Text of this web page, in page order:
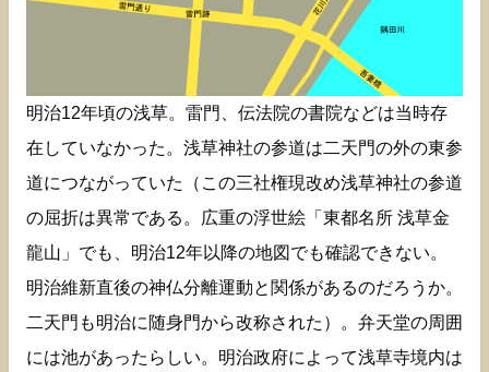
明治12年頃の浅草。雷門、伝法院の書院などは当時存
在していなかった。浅草神社の参道は二天門の外の東参
道につながっていた（この三社権現改め浅草神社の参道
の屈折は異常である。広重の浮世絵「東都名所 浅草金
龍山」でも、明治12年以降の地図でも確認できない。
明治維新直後の神仏分離運動と関係があるのだろうか。
二天門も明治に随身門から改称された）。弁天堂の周囲
には池があったらしい。明治政府によって浅草寺境内は